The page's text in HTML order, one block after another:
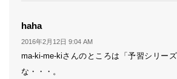
haha
り:
2016年2月12日 9:04 AM
ma-ki-me-kiさんのところは「予習シリー
な・・・。